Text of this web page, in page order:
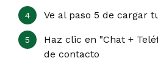
Ve al paso 5 de cargar
Haz clic en "Chat +
de contacto